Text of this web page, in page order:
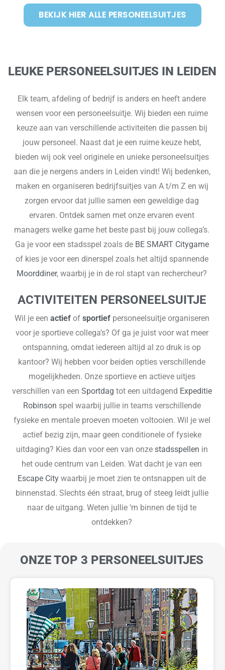
BEKIJK HIER ALLE PERSONEELSUITJES
LEUKE PERSONEELSUITJES IN LEIDEN
Elk team, afdeling of bedrijf is anders en heeft andere
wensen voor een personeelsuitje. Wij bieden een ruime
keuze aan van verschillende activiteiten die passen bij
jouw personeel. Naast dat je een ruime keuze hebt,
bieden wij ook veel originele en unieke personeelsuitjes
aan die je nergens anders in Leiden vindt! Wij bedenken,
maken en organiseren bedrijfsuitjes van A t/m Z en wij
zorgen ervoor dat jullie samen een geweldige dag
ervaren. Ontdek samen met onze ervaren event
managers welke game het beste past bij jouw collega’s.
Ga je voor een stadsspel zoals de BE SMART Citygame
of kies je voor een dinerspel zoals het altijd spannende
Moorddiner, waarbij je in de rol stapt van rechercheur?
ACTIVITEITEN PERSONEELSUITJE
Wil je een actief of sportief personeelsuitje organiseren
voor je sportieve collega’s? Of ga je juist voor wat meer
ontspanning, omdat iedereen altijd al zo druk is op
kantoor? Wij hebben voor beiden opties verschillende
mogelijkheden. Onze sportieve en actieve uitjes
verschillen van een Sportdag tot een uitdagend Expeditie
Robinson spel waarbij jullie in teams verschillende
fysieke en mentale proeven moeten voltooien. Wil je wel
actief bezig zijn, maar geen conditionele of fysieke
uitdaging? Kies dan voor een van onze stadsspellen in
het oude centrum van Leiden. Wat dacht je van een
Escape City waarbij je moet zien te ontsnappen uit de
binnenstad. Slechts één straat, brug of steeg leidt jullie
naar de uitgang. Weten jullie ‘m binnen de tijd te
ontdekken?
ONZE TOP 3 PERSONEELSUITJES